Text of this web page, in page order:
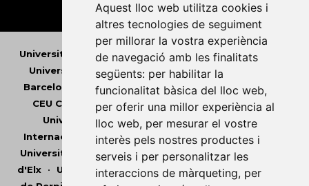
Aquest lloc web utilitza cookies i
altres tecnologies de seguiment
per millorar la vostra experiència
de navegació amb les finalitats
següents: per habilitar la
funcionalitat bàsica del lloc web,
per oferir una millor experiència al
lloc web, per mesurar el vostre
interès pels nostres productes i
serveis i per personalitzar les
interaccions de màrqueting, per
Universitat Abat Oliba CEU•Universitat d'Alacant
Universitat d'Andorra•Universitat Autònoma de
Barcelona
Universitat de Barcelona•Universitat
CEU Cardenal Herrera•Universitat de Girona •
Universitat de les Illes Balears• Universitat
Internacional de Catalunya•Universitat Jaume I
Universitat de Lleida• Universitat Miguel Hernández
d'Elx• Universitat Oberta de Catalunya•Universitat